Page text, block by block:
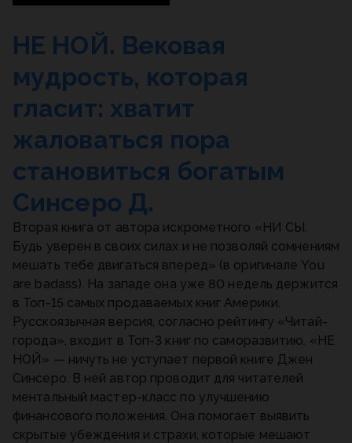
НЕ НОЙ. Вековая
мудрость, которая
гласит: хватит
жаловаться пора
становиться богатым
Синсеро Д.
Вторая книга от автора искрометного «НИ СЫ.
Будь уверен в своих силах и не позволяй сомнениям
мешать тебе двигаться вперед» (в оригинале You
are badass). На западе она уже 80 недель держится
в Топ-15 самых продаваемых книг Америки.
Русскоязычная версия, согласно рейтингу «Читай-
города», входит в Топ-3 книг по саморазвитию. «НЕ
НОЙ» — ничуть не уступает первой книге Джен
Синсеро. В ней автор проводит для читателей
ментальный мастер-класс по улучшению
финансового положения. Она помогает выявить
скрытые убеждения и страхи, которые мешают